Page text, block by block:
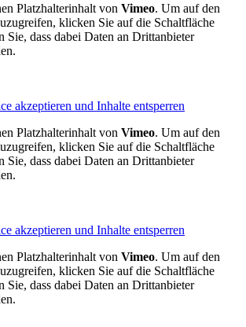
Platzhalterinhalt von Vimeo. Um auf den
klicken Sie auf die Schaltfläche
Sie, dass dabei Daten an Drittanbieter
akzeptieren und Inhalte entsperren
Platzhalterinhalt von Vimeo. Um auf den
klicken Sie auf die Schaltfläche
Sie, dass dabei Daten an Drittanbieter
akzeptieren und Inhalte entsperren
Platzhalterinhalt von Vimeo. Um auf den
klicken Sie auf die Schaltfläche
Sie, dass dabei Daten an Drittanbieter